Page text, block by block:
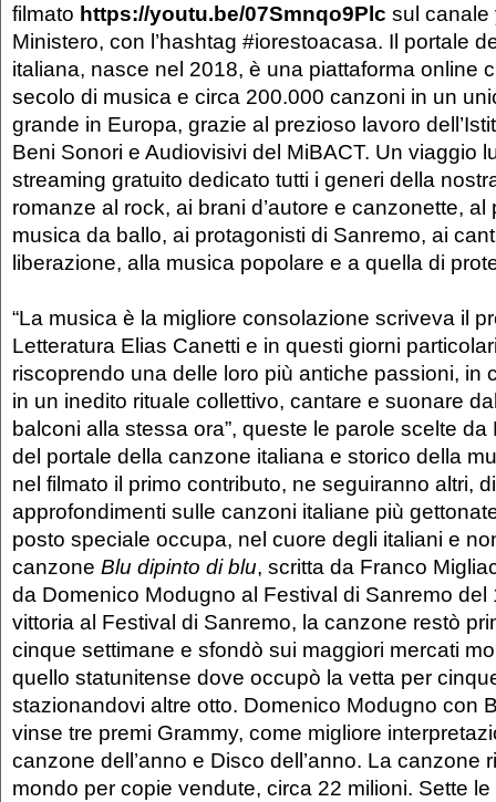
filmato https://youtu.be/07Smnqo9Plc sul canale
Ministero, con l’hashtag #iorestoacasa. Il portale
italiana, nasce nel 2018, è una piattaforma online
secolo di musica e circa 200.000 canzoni in un
grande in Europa, grazie al prezioso lavoro
Beni Sonori e Audiovisivi del MiBACT. Un viaggio
streaming gratuito dedicato tutti i generi della
romanze al rock, ai brani d’autore e canzonette,
musica da ballo, ai protagonisti di Sanremo, ai
liberazione, alla musica popolare e a quella di
“La musica è la migliore consolazione scriveva il
Letteratura Elias Canetti e in questi giorni
riscoprendo una delle loro più antiche passioni, in
in un inedito rituale collettivo, cantare e suonare
balconi alla stessa ora”, queste le parole scelte da
del portale della canzone italiana e storico della
nel filmato il primo contributo, ne seguiranno altri,
approfondimenti sulle canzoni italiane più
posto speciale occupa, nel cuore degli italiani e
canzone Blu dipinto di blu, scritta da Franco
da Domenico Modugno al Festival di Sanremo del
vittoria al Festival di Sanremo, la canzone restò
cinque settimane e sfondò sui maggiori mercati
quello statunitense dove occupò la vetta per
stazionandovi altre otto. Domenico Modugno con
vinse tre premi Grammy, come migliore
canzone dell’anno e Disco dell’anno. La canzone
mondo per copie vendute, circa 22 milioni. Sette le